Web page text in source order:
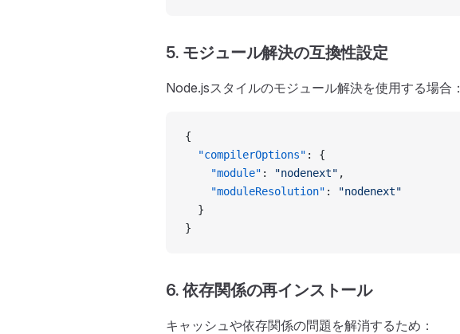
5. モジュール解決の互換性設定
Node.jsスタイルのモジュール解決を使用する場合：
{
  "compilerOptions"
: {
    "module"
: "nodenext" ,
    "moduleResolution"
:
"nodenext"
  }
}
6. 依存関係の再インストール
キャッシュや依存関係の問題を解消するため：